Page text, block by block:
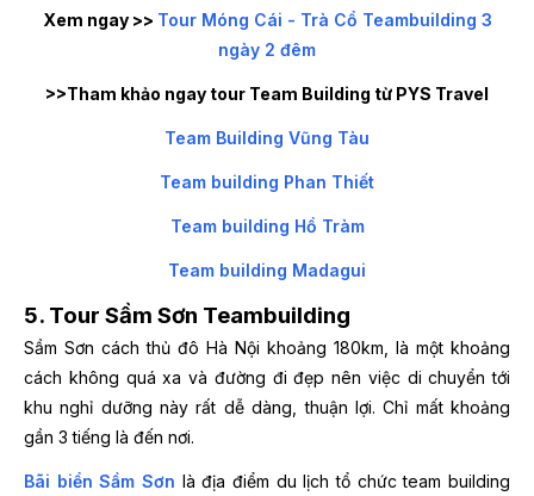
Xem ngay >> Tour Móng Cái - Trà Cổ Teambuilding 3
ngày 2 đêm
>>Tham khảo ngay tour Team Building từ PYS Travel
Team Building Vũng Tàu
Team building Phan Thiết
Team building Hồ Tràm
Team building Madagui
5. Tour Sầm Sơn Teambuilding
Sầm Sơn cách thủ đô Hà Nội khoảng 180km, là một khoảng
cách không quá xa và đường đi đẹp nên việc di chuyển tới
khu nghỉ dưỡng này rất dễ dàng, thuận lợi. Chỉ mất khoảng
gần 3 tiếng là đến nơi.
Bãi biển Sầm Sơn là địa điểm du lịch tổ chức team building